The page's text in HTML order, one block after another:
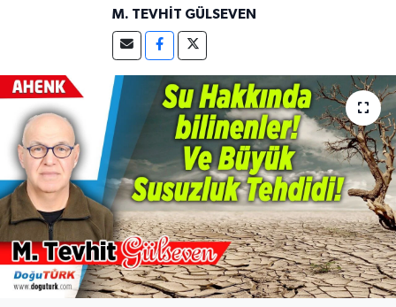
M. TEVHIT GÜLSEVEN
Güncel
KÜLTÜR-SANAT
Magazin
Medya
Politika